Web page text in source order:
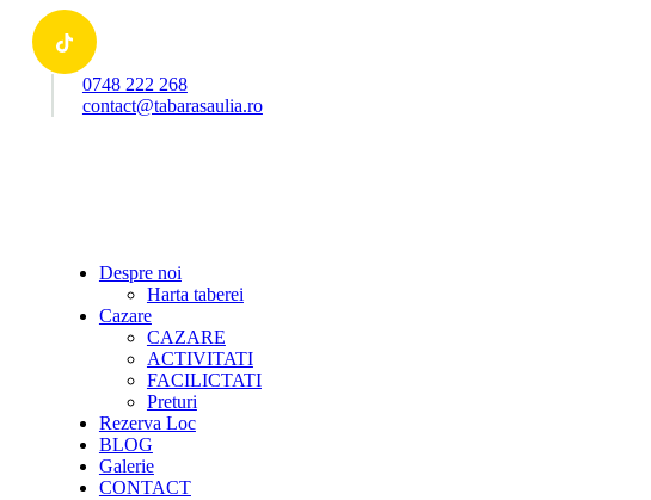
0748 222 268
contact@tabarasaulia.ro
Despre noi
Harta taberei
Cazare
CAZARE
ACTIVITATI
FACILICTATI
Preturi
Rezerva Loc
BLOG
Galerie
CONTACT